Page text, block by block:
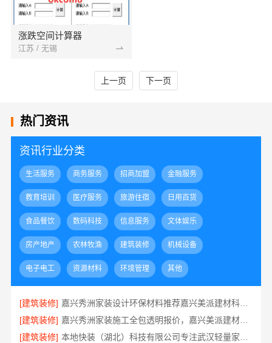
涨跌空间计算器
江苏 / 无锡
上一页 下一页
热门资讯
资讯行业分类
生活服务 商务服务 招商加盟 金融服务
教育培训 医疗服务 旅游住宿 日用百货
食品餐饮 数码科技 信息服务 文体娱乐
房产地产 农林牧渔 建筑装修 机械设备
电子电工 资源材料 环境管理 其他
[建筑装修]
嘉兴秀洲家装设计环保材料推荐嘉兴美派建材科技有限公司
[建筑装修]
嘉兴秀洲家装施工全包透明报价，嘉兴美派建材科技有限公司
[建筑装修]